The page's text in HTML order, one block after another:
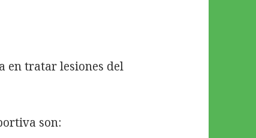
en tratar lesiones del
son: